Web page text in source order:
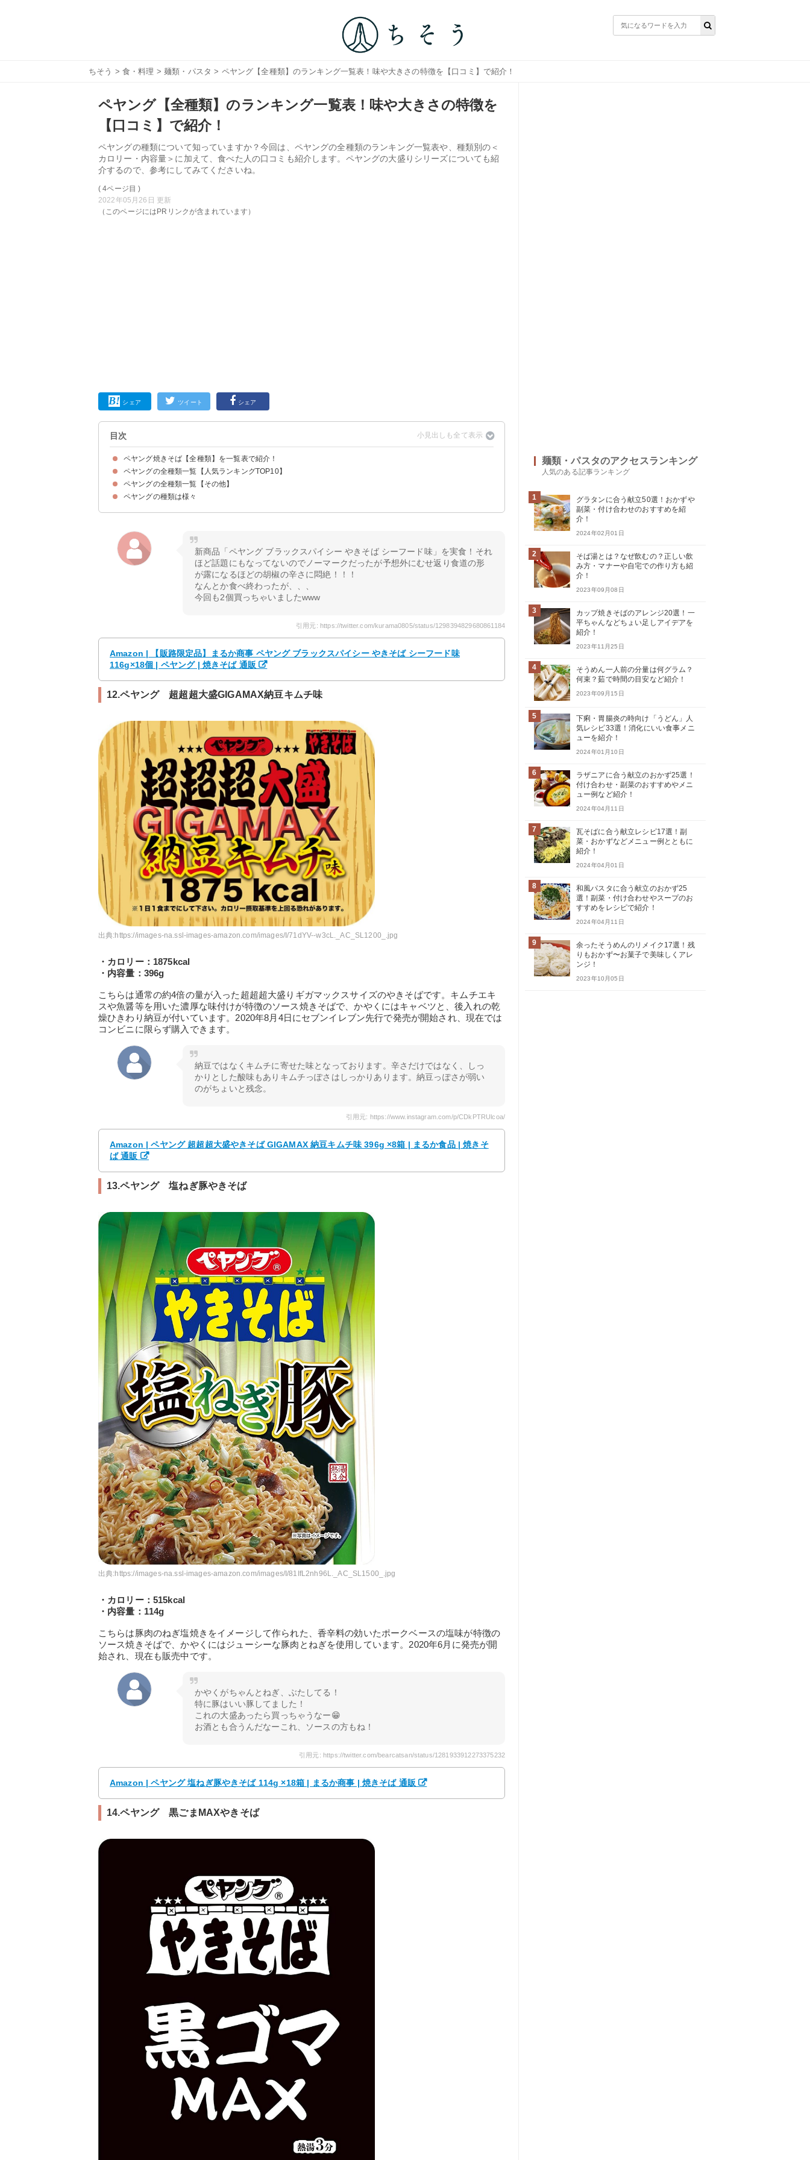
ちそう > 食・料理 >麺類・パスタ > ペヤング【全種類】のランキング一覧表！味や大きさの特徴を【口コミ】で紹介！
ペヤング【全種類】のランキング一覧表！味や大きさの特徴を
【口コミ】で紹介！
ペヤングの種類について知っていますか？今回は、ペヤングの全種類のランキング一覧表や、種類別の＜
カロリー・内容量＞に加えて、食べた人の口コミも紹介します。ペヤングの大盛りシリーズについても紹
介するので、参考にしてみてくださいね。
( 4ページ目 )
2022年05月26日 更新
（このページにはPRリンクが含まれています）
シェア ツイート シェア
目次
ペヤング焼きそば【全種類】を一覧表で紹介！
ペヤングの全種類一覧【人気ランキングTOP10】
第10位：ペヤング 超大盛やきそばハーフ＆ハーフ激辛
第9位：ペヤング 激辛やきそばEND
第8位：ペヤング 超大盛やきそばマシマシキャベツ
第7位：ペヤング 超超超大盛GIGAMAX関西風天かす
第6位：ペヤング ソースやきそば超超超大盛GIGAMAX
第5位：ペヤング 超超超大盛GIGAMAXガーリックパワー
第4位：ペヤング ソースやきそば超大盛
第3位：ペヤング 獄激辛やきそば
第2位：ペヤング 激辛やきそば
第1位：ペヤング ソースやきそば
ペヤングの全種類一覧【その他】
11.ペヤング ブラックスパイシーやきそばシーフード味
12.ペヤング 超超超大盛GIGAMAX納豆キムチ味
13.ペヤング 塩ねぎ豚やきそば
14.ペヤング 黒ごまMAXやきそば
15.ペヤング 豚脂MAXやきそば
16.ペヤング ソースやきそば具材アップ
17.ペヤング もち麦MAXやきそば
18.ペヤング ソースやきそば超超超大盛GIGAMAXマヨネーズMAX
19.ペヤングヌードル
20.ペヤング 牛タン塩やきそば
21.ペヤング 火炎風やきそば超大盛
22.ペヤング 牛脂MAXやきそば
23.ペヤング イカスミやきそば
24.ペヤング 辛口味噌ヌードル
25.ペヤング ソースラーメン
26.ペヤング チーズMAXやきそば
27.ペヤング 魚介MAXラー油やきそば
28.ペヤング 魚介MAXラー油ラーメン
29.ペヤング 魚介MAXラー油ヌードル
30.ペヤング 沖縄ゴーヤMAXやきそば
31.ペヤング ネギ味噌七味風味やきそば
32.ペヤング ネギ塩ガーリック風味やきそば
33.ペヤング 青じそやきそば
34.ペヤング 激辛やきそば 超超超大盛 GIGAMAX
35.ペヤング カレー南蛮やきそば
36.ペヤング きつねやきそば
37.ペヤング たぬきやきそば
38.ペヤング 中華風そのまま皿うどん
39.ペヤング ソースやきそば 金粉入り
40.ペヤング ホルモン入りやきそば 甘辛味噌味
41.ペヤング かきあげ味やきそば
42.ペヤング パクチーレモンラーメン
43.ペヤング パクチーレモンやきそば
44.ペヤング ギョウザじゃんやきそば
45.ペヤング 北海道ジンギスカン風やきそば
46.ペヤング スカルプDやきそば
47.ペヤング たらこやきそば
48.ペヤング ふる里うどん
49.ペヤング 海老やきそば
50.ペヤング からしMAXやきそば
51.ペヤング 回鍋肉風やきそば
52.ペヤング 鮭とポテトのチーズ味やきそば
53.ペヤング すっぱからMAXやきそば
54.ペヤング イカしたやきそば
55.ペヤングヌードル みそ
56.ペヤング 中華風やきそば
57.炒飯風やきそば
58.ペヤング ジンジャーヌードル
59.ペヤング ピリ辛野菜炒め風やきそば
60.ペヤング 豚骨醤油やきそば
61.ペヤング たこやき風やきそば
62.ペヤング 超大盛やきそばハーフ＆ハーフ もっともっと激辛×辛さゼロ
63.塩ガーリックやきそば
64.夜のペヤング やきそば 夜食ver.
65.ペヤング カレーやきそば プラス納豆
66.ペヤング もっともっと激辛MAXやきそば
67.ペヤングヌードル シーフード
68.ペヤング 鉄分MAXやきそば
69.ペヤング 超大盛やきそば ハーフ＆ハーフW激辛
70.ペヤング 激辛やきそば 超大盛
71.ペヤング 酸辣MAXやきそば
72.ペヤング 背脂MAXやきそば
73.ペヤング ソースやきそばプラス納豆
74.ペヤング ペペロンチーノ風やきそば
75.ペヤング チョコレートやきそばギリ
ペヤングの種類は様々
新商品「ペヤング ブラックスパイシー やきそば シーフード味」を実食！それ
ほど話題にもなってないのでノーマークだったが予想外にむせ返り食道の形
が露になるほどの胡椒の辛さに悶絶！！！
なんとか食べ終わったが、、、
今回も2個買っちゃいましたwww
引用元: https://twitter.com/kurama0805/status/1298394829680861184
Amazon | 【販路限定品】まるか商事 ペヤング ブラックスパイシー やきそば シーフード味
116g×18個 | ペヤング | 焼きそば 通販
12.ペヤング 超超超大盛GIGAMAX納豆キムチ味
出典:https://images-na.ssl-images-amazon.com/images/I/71dYV--w3cL._AC_SL1200_.jpg
・カロリー：1875kcal
・内容量：396g
こちらは通常の約4倍の量が入った超超超大盛りギガマックスサイズのやきそばです。キムチエキ
スや魚醤等を用いた濃厚な味付けが特徴のソース焼きそばで、かやくにはキャベツと、後入れの乾
燥ひきわり納豆が付いています。2020年8月4日にセブンイレブン先行で発売が開始され、現在では
コンビニに限らず購入できます。
納豆ではなくキムチに寄せた味となっております。辛さだけではなく、しっ
かりとした酸味もありキムチっぽさはしっかりあります。納豆っぽさが弱い
のがちょいと残念。
引用元: https://www.instagram.com/p/CDkPTRUlcoa/
Amazon | ペヤング 超超超大盛やきそば GIGAMAX 納豆キムチ味 396g ×8箱 | まるか食品 | 焼きそ
ば 通販
13.ペヤング 塩ねぎ豚やきそば
出典:https://images-na.ssl-images-amazon.com/images/I/81IfL2nh96L._AC_SL1500_.jpg
・カロリー：515kcal
・内容量：114g
こちらは豚肉のねぎ塩焼きをイメージして作られた、香辛料の効いたポークベースの塩味が特徴の
ソース焼きそばで、かやくにはジューシーな豚肉とねぎを使用しています。2020年6月に発売が開
始され、現在も販売中です。
かやくがちゃんとねぎ、ぶたしてる！
特に豚はいい豚してました！
これの大盛あったら買っちゃうなー😁
お酒とも合うんだなーこれ、ソースの方もね！
引用元: https://twitter.com/bearcatsan/status/1281933912273375232
Amazon | ペヤング 塩ねぎ豚やきそば 114g ×18箱 | まるか商事 | 焼きそば 通販
14.ペヤング 黒ごまMAXやきそば
麺類・パスタのアクセスランキング
人気のある記事ランキング
1
グラタンに合う献立50選！おかずや
副菜・付け合わせのおすすめを紹
介！
2024年02月01日
2
そば湯とは？なぜ飲むの？正しい飲
み方・マナーや自宅での作り方も紹
介！
2023年09月08日
3
カップ焼きそばのアレンジ20選！一
平ちゃんなどちょい足しアイデアを
紹介！
2023年11月25日
4
そうめん一人前の分量は何グラム？
何束？茹で時間の目安など紹介！
2023年09月15日
5
下痢・胃腸炎の時向け「うどん」人
気レシピ33選！消化にいい食事メニ
ューを紹介！
2024年01月10日
6
ラザニアに合う献立のおかず25選！
付け合わせ・副菜のおすすめやメニ
ュー例など紹介！
2024年04月11日
7
瓦そばに合う献立レシピ17選！副
菜・おかずなどメニュー例とともに
紹介！
2024年04月01日
8
和風パスタに合う献立のおかず25
選！副菜・付け合わせやスープのお
すすめをレシピで紹介！
2024年04月11日
9
余ったそうめんのリメイク17選！残
りもおかず〜お菓子で美味しくアレ
ンジ！
2023年10月05日